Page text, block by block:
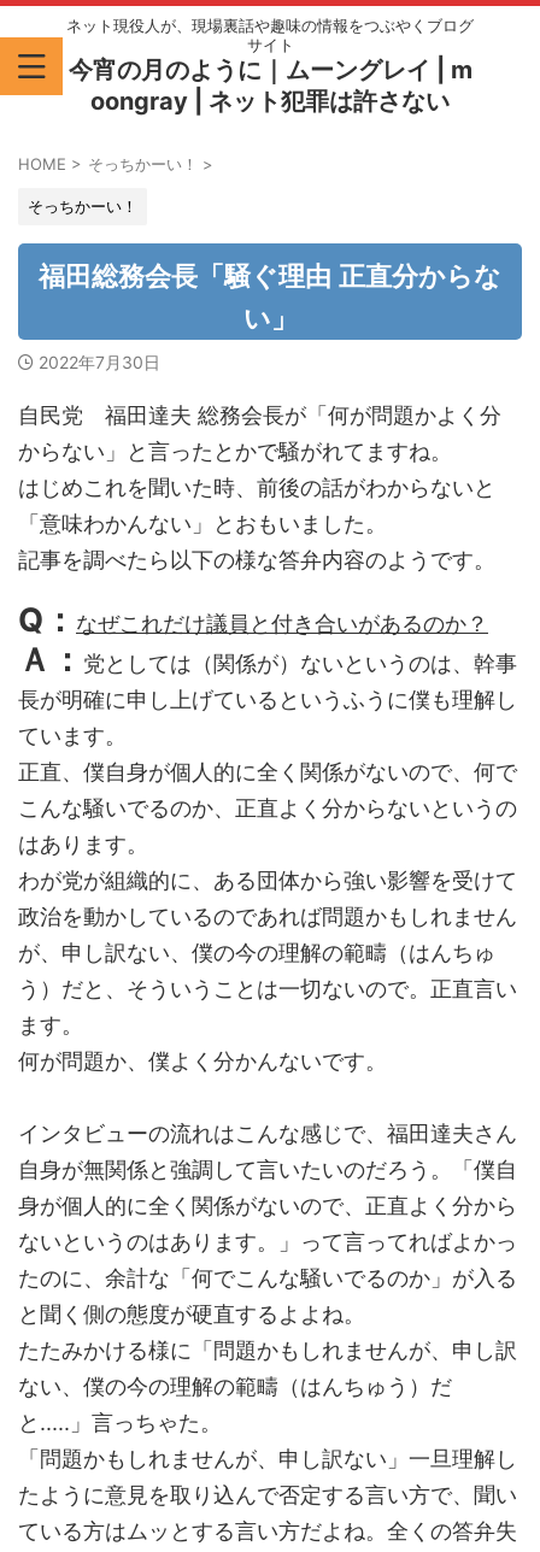
ネット現役人が、現場裏話や趣味の情報をつぶやくブログ
サイト
今宵の月のように｜ムーングレイ | m
oongray | ネット犯罪は許さない
HOME > そっちかーい！ >
そっちかーい！
福田総務会長「騒ぐ理由 正直分からな
い」
2022年7月30日
自民党 福田達夫 総務会長が「何が問題かよく分
からない」と言ったとかで騒がれてますね。
はじめこれを聞いた時、前後の話がわからないと
「意味わかんない」とおもいました。
記事を調べたら以下の様な答弁内容のようです。
Q： なぜこれだけ議員と付き合いがあるのか？
Ａ： 党としては（関係が）ないというのは、幹事
長が明確に申し上げているというふうに僕も理解し
ています。
正直、僕自身が個人的に全く関係がないので、何で
こんな騒いでるのか、正直よく分からないというの
はあります。
わが党が組織的に、ある団体から強い影響を受けて
政治を動かしているのであれば問題かもしれません
が、申し訳ない、僕の今の理解の範疇（はんちゅ
う）だと、そういうことは一切ないので。正直言い
ます。
何が問題か、僕よく分かんないです。
インタビューの流れはこんな感じで、福田達夫さん
自身が無関係と強調して言いたいのだろう。「僕自
身が個人的に全く関係がないので、正直よく分から
ないというのはあります。」って言ってればよかっ
たのに、余計な「何でこんな騒いでるのか」が入る
と聞く側の態度が硬直するよよね。
たたみかける様に「問題かもしれませんが、申し訳
ない、僕の今の理解の範疇（はんちゅう）だ
と.....」言っちゃた。
「問題かもしれませんが、申し訳ない」一旦理解し
たように意見を取り込んで否定する言い方で、聞い
ている方はムッとする言い方だよね。全くの答弁失